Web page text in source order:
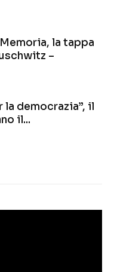
la tappa
–
la democrazia”, il
il...